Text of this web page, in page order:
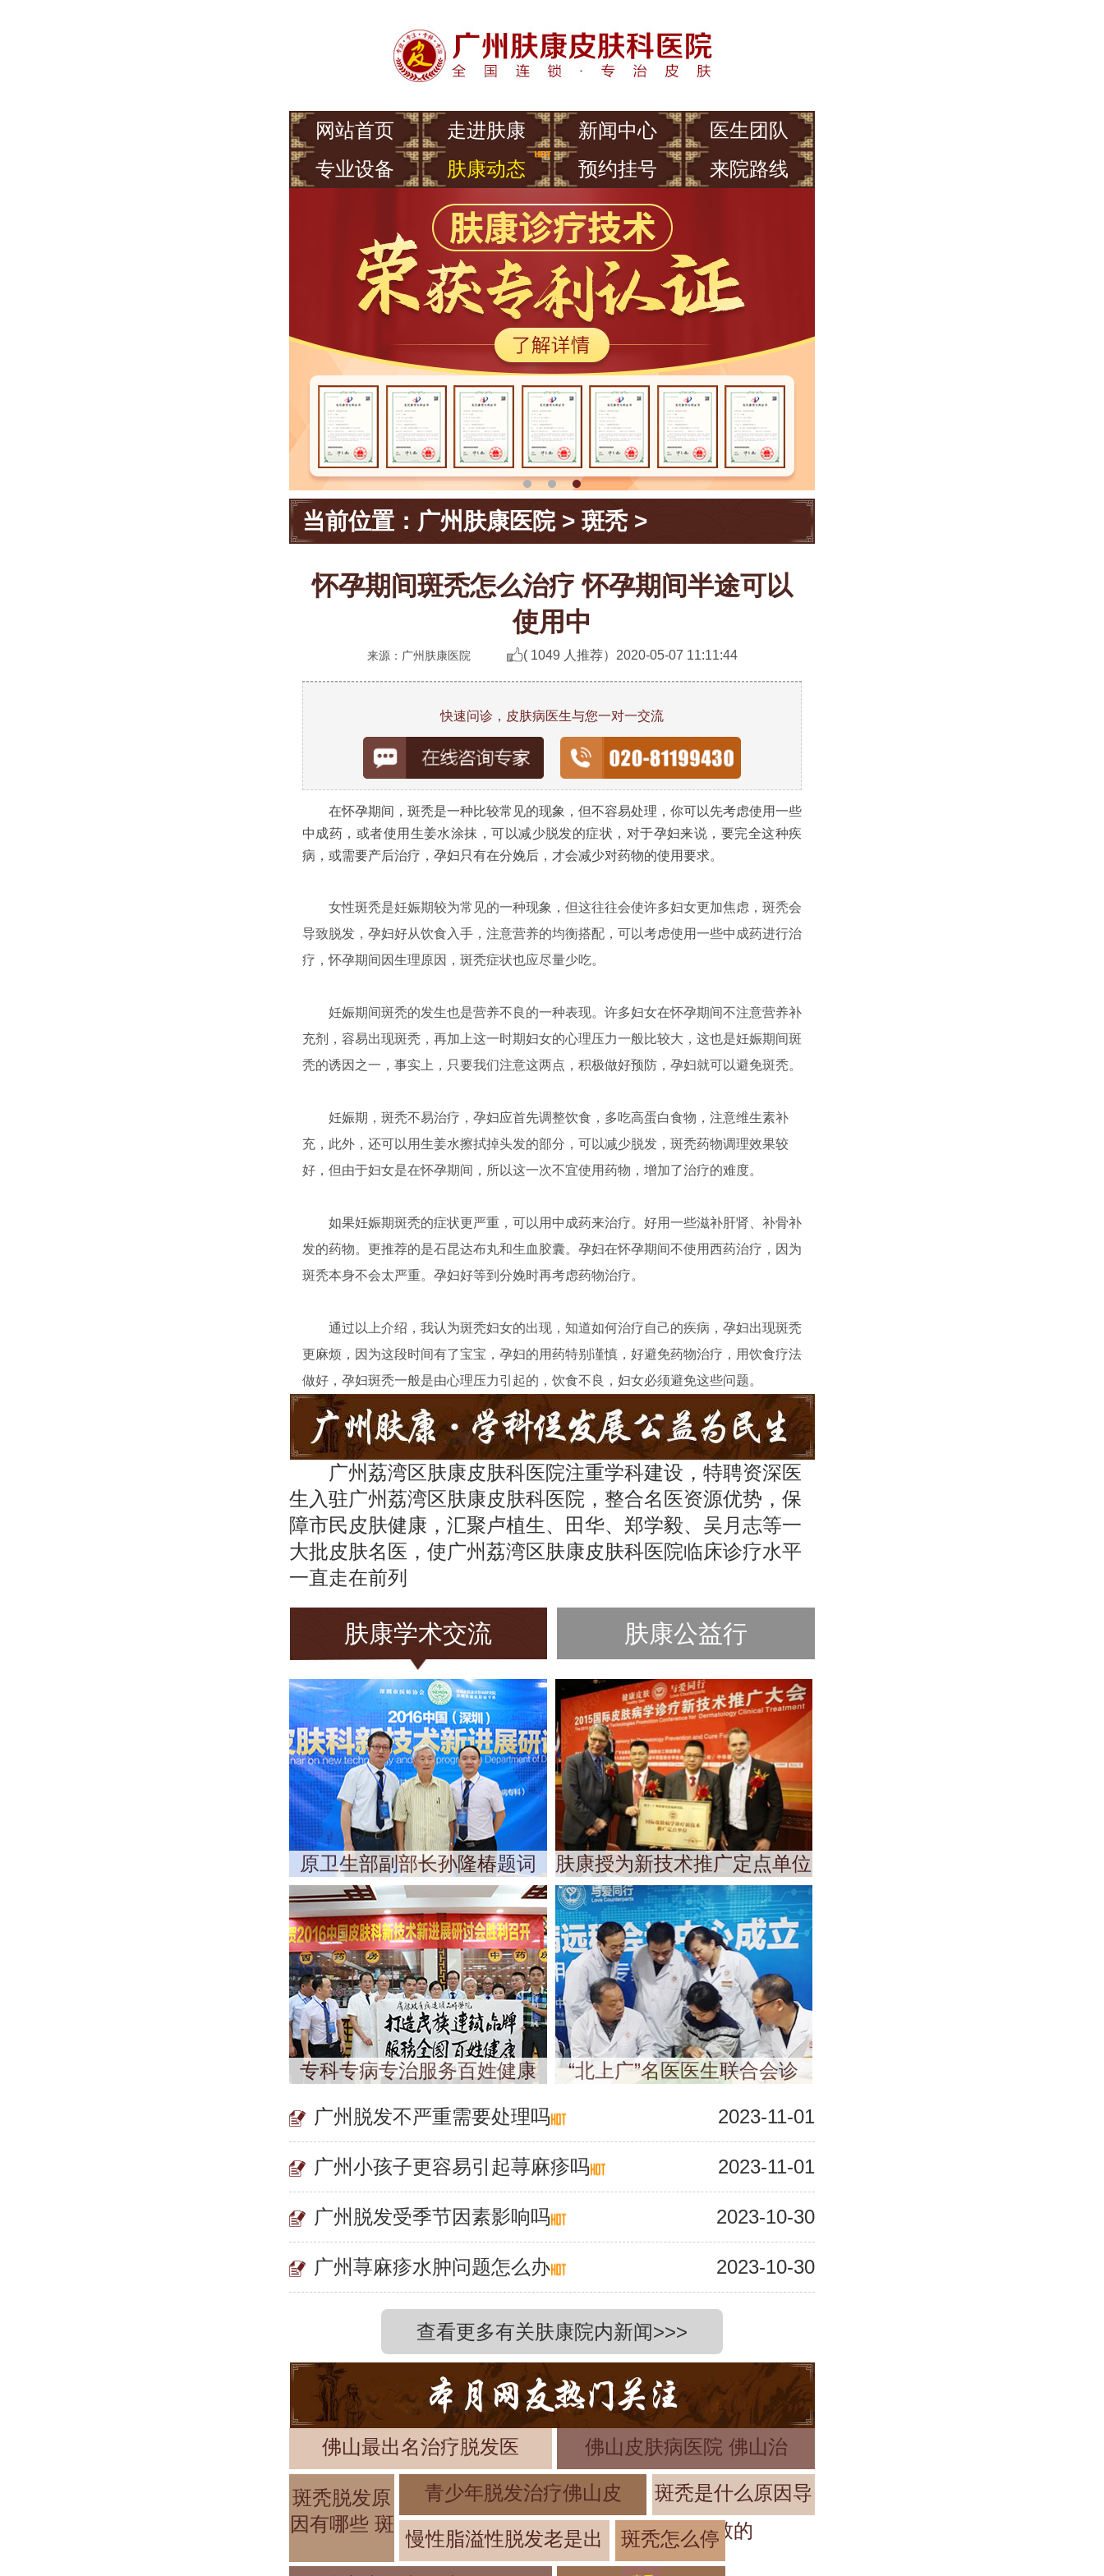
网站首页 走进肤康 新闻中心
医生团队
专业设备
肤康动态 预约挂号 来院路线
当前位置： 广州肤康医院> 斑秃 >
怀孕期间斑秃怎么治疗 怀孕期间半途可以
使用中
来源：广州肤康医院 ( 1049 人推荐） 2020-05-07 11:11:44
快速问诊，皮肤病医生与您一对一交流
在怀孕期间，斑秃是一种比较常见的现象，但不容易处理，你可以先考虑使用一些
中成药，或者使用生姜水涂抹，可以减少脱发的症状，对于孕妇来说，要完全这种疾
病，或需要产后治疗，孕妇只有在分娩后，才会减少对药物的使用要求。
女性斑秃是妊娠期较为常见的一种现象，但这往往会使许多妇女更加焦虑，斑秃会
导致脱发，孕妇好从饮食入手，注意营养的均衡搭配，可以考虑使用一些中成药进行治
疗，怀孕期间因生理原因，斑秃症状也应尽量少吃。
妊娠期间斑秃的发生也是营养不良的一种表现。许多妇女在怀孕期间不注意营养补
充剂，容易出现斑秃，再加上这一时期妇女的心理压力一般比较大，这也是妊娠期间斑
秃的诱因之一，事实上，只要我们注意这两点，积极做好预防，孕妇就可以避免斑秃。
妊娠期，斑秃不易治疗，孕妇应首先调整饮食，多吃高蛋白食物，注意维生素补
充，此外，还可以用生姜水擦拭掉头发的部分，可以减少脱发，斑秃药物调理效果较
好，但由于妇女是在怀孕期间，所以这一次不宜使用药物，增加了治疗的难度。
如果妊娠期斑秃的症状更严重，可以用中成药来治疗。好用一些滋补肝肾、补骨补
发的药物。更推荐的是石昆达布丸和生血胶囊。孕妇在怀孕期间不使用西药治疗，因为
斑秃本身不会太严重。孕妇好等到分娩时再考虑药物治疗。
通过以上介绍，我认为斑秃妇女的出现，知道如何治疗自己的疾病，孕妇出现斑秃
更麻烦，因为这段时间有了宝宝，孕妇的用药特别谨慎，好避免药物治疗，用饮食疗法
做好，孕妇斑秃一般是由心理压力引起的，饮食不良，妇女必须避免这些问题。
广州荔湾区肤康皮肤科医院注重学科建设，特聘资深医
生入驻广州荔湾区肤康皮肤科医院，整合名医资源优势，保
障市民皮肤健康，汇聚卢植生、田华、郑学毅、吴月志等一
大批皮肤名医，使广州荔湾区肤康皮肤科医院临床诊疗水平
一直走在前列
肤康学术交流 肤康公益行
原卫生部副部长孙隆椿题词 肤康授为新技术推广定点单位
专科专病专治服务百姓健康 “北上广”名医医生联合会诊
广州脱发不严重需要处理吗 2023-11-01
广州小孩子更容易引起荨麻疹吗 2023-11-01
广州脱发受季节因素影响吗 2023-10-30
广州荨麻疹水肿问题怎么办 2023-10-30
查看更多有关肤康院内新闻>>>
佛山最出名治疗脱发医 佛山皮肤病医院 佛山治
斑秃脱发原
因有哪些 斑
青少年脱发治疗佛山皮
斑秃是什么原因导
致的
慢性脂溢性脱发老是出
斑秃怎么停